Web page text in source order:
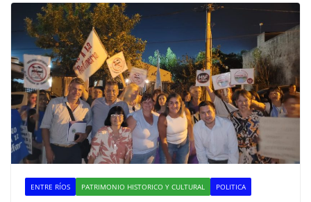
b
o
o
k
A
p
p
ar
tir
ENTRE RÍOS PATRIMONIO HISTORICO Y CULTURAL POLITICA